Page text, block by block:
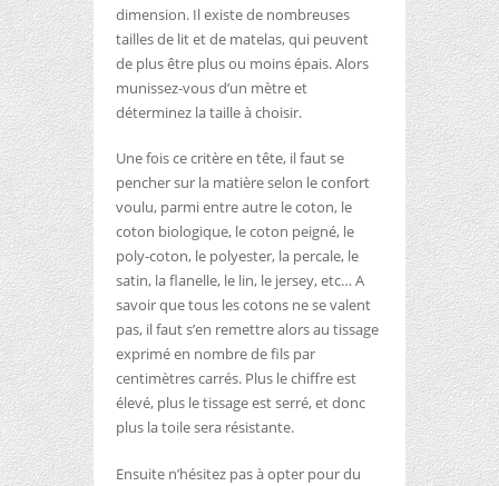
dimension. Il existe de nombreuses
tailles de lit et de matelas, qui peuvent
de plus être plus ou moins épais. Alors
munissez-vous d’un mètre et
déterminez la taille à choisir.
Une fois ce critère en tête, il faut se
pencher sur la matière selon le confort
voulu, parmi entre autre le coton, le
coton biologique, le coton peigné, le
poly-coton, le polyester, la percale, le
satin, la flanelle, le lin, le jersey, etc… A
savoir que tous les cotons ne se valent
pas, il faut s’en remettre alors au tissage
exprimé en nombre de fils par
centimètres carrés. Plus le chiffre est
élevé, plus le tissage est serré, et donc
plus la toile sera résistante.
Ensuite n’hésitez pas à opter pour du